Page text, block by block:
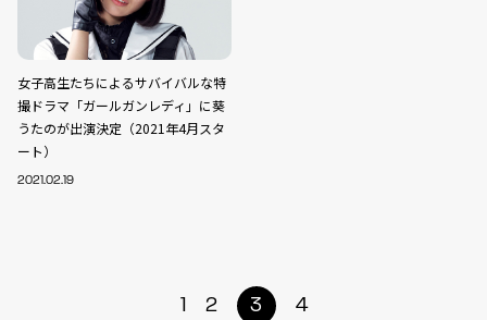
女子高生たちによるサバイバルな特
撮ドラマ「ガールガンレディ」に葵
うたのが出演決定（2021年4月スタ
ート）
2021.02.19
1 2 3 4